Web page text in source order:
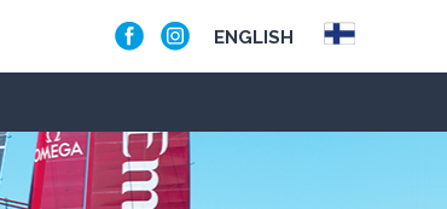
ENGLISH